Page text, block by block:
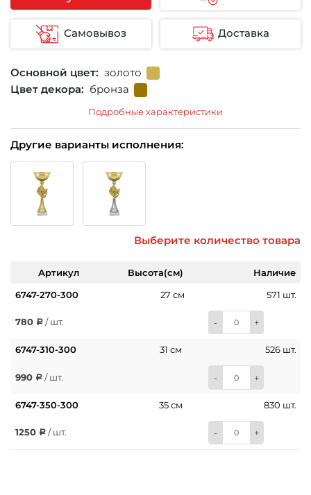
Самовывоз Доставка
Основной цвет: золото
Цвет декора: бронза
Подробные характеристики
Другие варианты исполнения:
Выберите количество товара
Артикул Высота(см)
Наличие
6747-270-300
27 см 571 шт.
780 / шт. - +
6747-310-300 31 см 526 шт.
990 / шт. - +
6747-350-300 35 см 830 шт.
1250 / шт. - +